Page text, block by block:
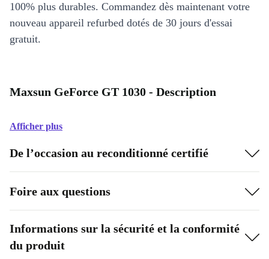
100% plus durables. Commandez dès maintenant votre
nouveau appareil refurbed dotés de 30 jours d'essai
gratuit.
Maxsun GeForce GT 1030 - Description
Afficher plus
De l’occasion au reconditionné certifié
Foire aux questions
Informations sur la sécurité et la conformité
du produit